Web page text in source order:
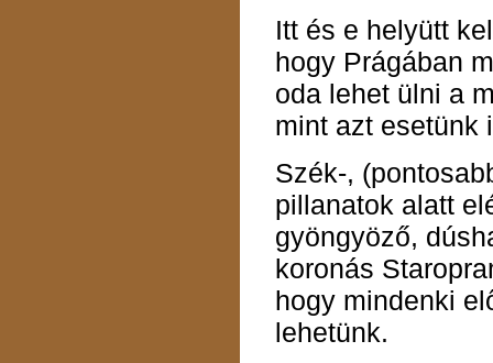
Itt és e helyütt
hogy Prágában
oda lehet ülni a
mint azt esetünk
Szék-,
pillanatok alatt
gyöngyöző,
koronás
hogy mindenki
lehetünk.